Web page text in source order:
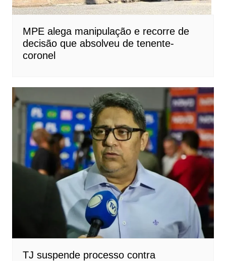
MPE alega manipulação e recorre de
decisão que absolveu de tenente-
coronel
TJ suspende processo contra